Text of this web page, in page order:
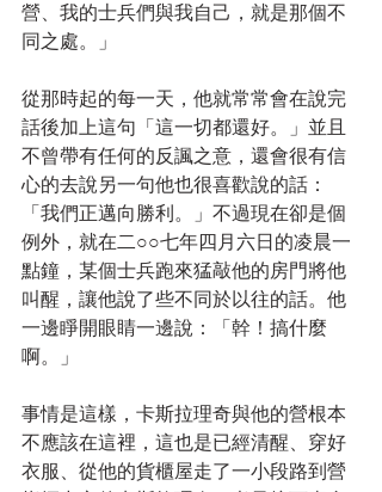
營、我的士兵們與我自己，就是那個不
同之處。」
從那時起的每一天，他就常常會在說完
話後加上這句「這一切都還好。」並且
不曾帶有任何的反諷之意，還會很有信
心的去說另一句他也很喜歡說的話：
「我們正邁向勝利。」不過現在卻是個
例外，就在二○○七年四月六日的凌晨一
點鐘，某個士兵跑來猛敲他的房門將他
叫醒，讓他說了些不同於以往的話。他
一邊睜開眼睛一邊說：「幹！搞什麼
啊。」
事情是這樣，卡斯拉理奇與他的營根本
不應該在這裡，這也是已經清醒、穿好
衣服、從他的貨櫃屋走了一小段路到營